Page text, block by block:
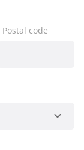
Postal code